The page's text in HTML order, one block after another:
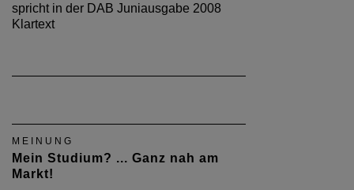
spricht in der DAB Juniausgabe 2008
Klartext
MEINUNG
Mein Studium? ... Ganz nah am
Markt!